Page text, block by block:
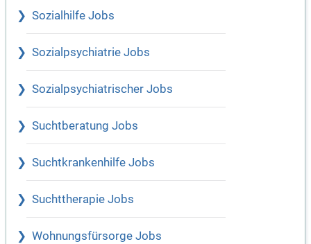
Sozialhilfe Jobs
Sozialpsychiatrie Jobs
Sozialpsychiatrischer Jobs
Suchtberatung Jobs
Suchtkrankenhilfe Jobs
Suchttherapie Jobs
Wohnungsfürsorge Jobs